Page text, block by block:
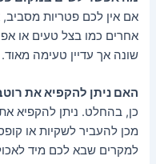
אם אין לכם פטריות
אחרים כמו בצל טעים או
שונה אך עדיין טעימה מאוד.
האם ניתן להקפיא את
כן, בהחלט. ניתן להקפיא
מכן להעביר לשקיות או
למקרים שבא לכם מיד